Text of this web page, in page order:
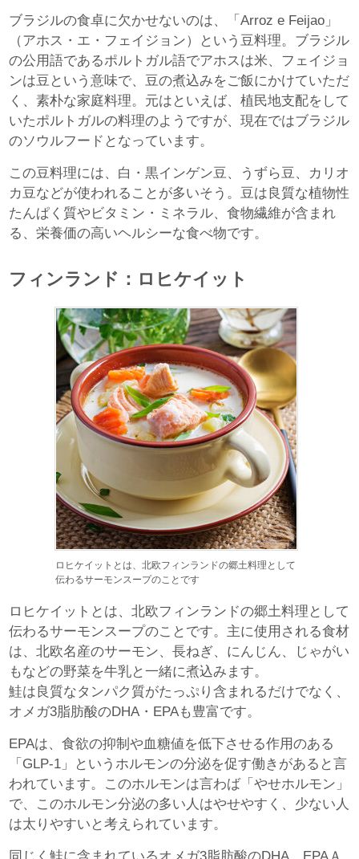
ブラジルの食卓に欠かせないのは、「Arroz e Feijao」
（アホス・エ・フェイジョン）という豆料理。ブラジル
の公用語であるポルトガル語でアホスは米、フェイジョ
ンは豆という意味で、豆の煮込みをご飯にかけていただ
く、素朴な家庭料理。元はといえば、植民地支配をして
いたポルトガルの料理のようですが、現在ではブラジル
のソウルフードとなっています。
この豆料理には、白・黒インゲン豆、うずら豆、カリオ
カ豆などが使われることが多いそう。豆は良質な植物性
たんぱく質やビタミン・ミネラル、食物繊維が含まれ
る、栄養価の高いヘルシーな食べ物です。
フィンランド：ロヒケイット
ロヒケイットとは、北欧フィンランドの郷土料理として
伝わるサーモンスープのことです
ロヒケイットとは、北欧フィンランドの郷土料理として
伝わるサーモンスープのことです。主に使用される食材
は、北欧名産のサーモン、長ねぎ、にんじん、じゃがい
もなどの野菜を牛乳と一緒に煮込みます。
鮭は良質なタンパク質がたっぷり含まれるだけでなく、
オメガ3脂肪酸のDHA・EPAも豊富です。
EPAは、食欲の抑制や血糖値を低下させる作用のある
「GLP-1」というホルモンの分泌を促す働きがあると言
われています。このホルモンは言わば「やせホルモン」
で、このホルモン分泌の多い人はやせやすく、少ない人
は太りやすいと考えられています。